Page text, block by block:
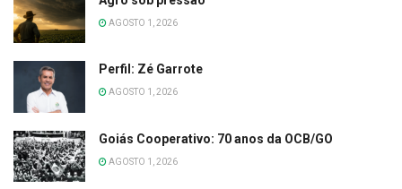
AGOSTO 1, 2026
Perfil: Zé Garrote
AGOSTO 1, 2026
Goiás Cooperativo: 70 anos da OCB/GO
AGOSTO 1, 2026